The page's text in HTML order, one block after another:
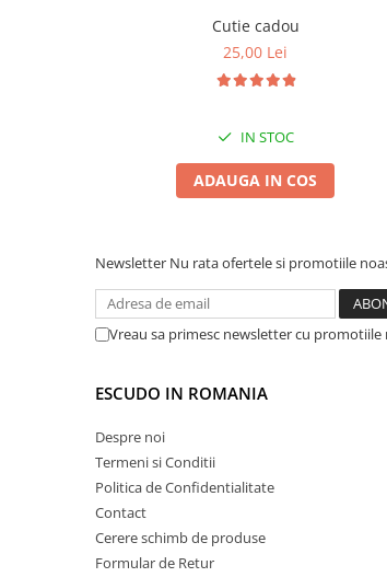
Cutie cadou
25,00 Lei
IN STOC
ADAUGA IN COS
Newsletter Nu rata ofertele si promotiile
Vreau sa primesc newsletter cu
ESCUDO IN ROMANIA
Despre noi
Termeni si Conditii
Politica de Confidentialitate
Contact
Cerere schimb de produse
Formular de Retur